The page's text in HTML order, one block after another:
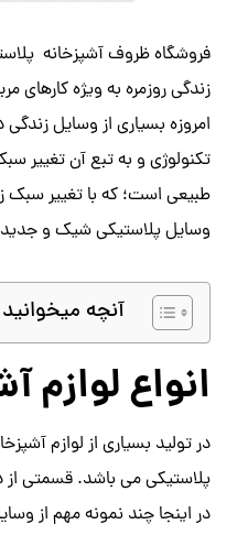
فروشگاه ظروف آشپزخانه
زندگی روزمره به ویژه کارهای
امروزه بسیاری از وسایل
تکنولوژی و به تبع آن تغییر
طبیعی است؛ که با تغییر سبک
وسایل پلاستیکی شیک و
آنچه میخوانید
انواع لوازم
در تولید بسیاری از لوازم
پلاستیکی می باشد. قسمتی
در اینجا چند نمونه مهم از